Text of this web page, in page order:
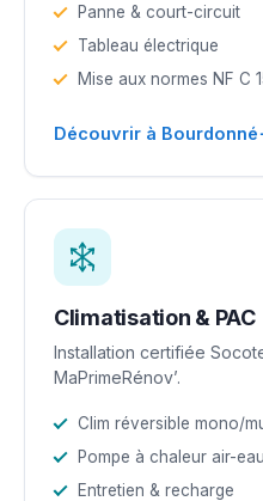
Panne & court-circuit
Tableau électrique
Mise aux normes NF C
Découvrir à Bourdonné
Climatisation & PAC
Installation certifiée
MaPrimeRénov’.
Clim réversible mono/
Pompe à chaleur air-eau
Entretien & recharge